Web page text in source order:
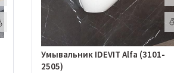
Умывальник IDEVIT Alfa (3101-
2505)